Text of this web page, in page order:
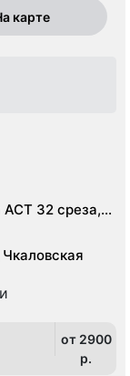
карте
32 среза,
от 2900
p.